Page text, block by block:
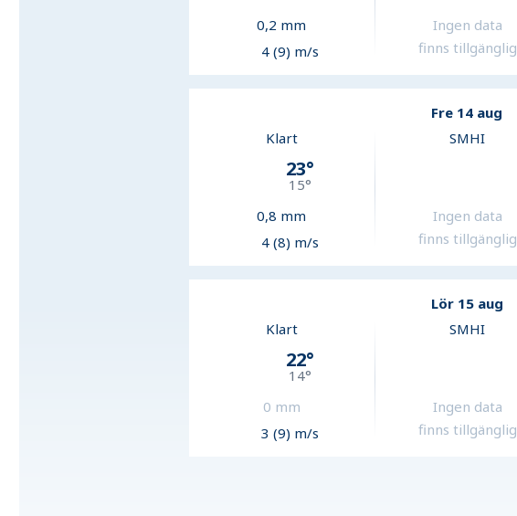
0,2 mm
4 (9) m/s
Ingen data
finns tillgänglig
Fre 14 aug
Klart
23°
15°
0,8 mm
4 (8) m/s
SMHI
Ingen data
finns tillgänglig
Lör 15 aug
Klart
22°
14°
0 mm
3 (9) m/s
SMHI
Ingen data
finns tillgänglig